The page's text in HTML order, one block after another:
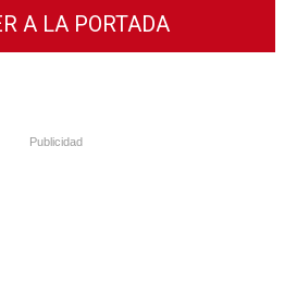
A LA PORTADA
Publicidad